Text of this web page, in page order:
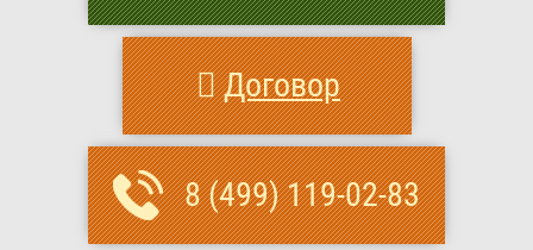
Договор
8 (499) 119-02-83